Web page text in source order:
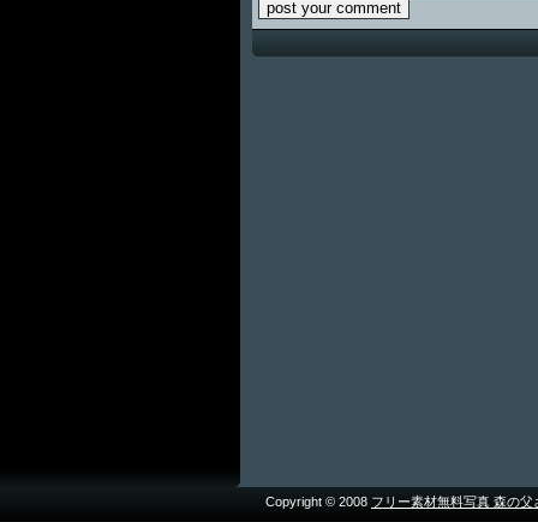
Copyright © 2008 フリー素材無料写真 森の父